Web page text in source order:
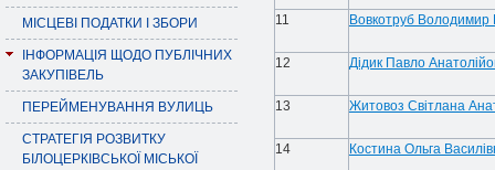
МІСЦЕВІ ПОДАТКИ І ЗБОРИ
ІНФОРМАЦІЯ ЩОДО ПУБЛІЧНИХ
ЗАКУПІВЕЛЬ
ПЕРЕЙМЕНУВАННЯ ВУЛИЦЬ
СТРАТЕГІЯ РОЗВИТКУ
БІЛОЦЕРКІВСЬКОЇ МІСЬКОЇ
11 Вовкотруб Володимир
12 Дідик Павло
13 Житовоз Світлана
14 Костина Ольга